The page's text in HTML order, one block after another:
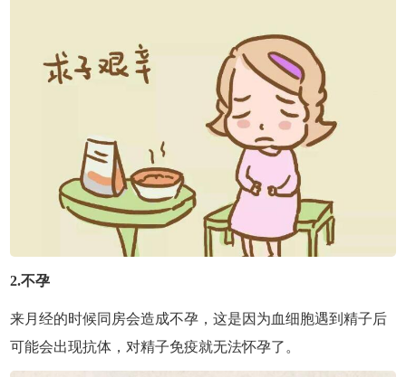
2.不孕
来月经的时候同房会造成不孕，这是因为血细胞遇到精子后
可能会出现抗体，对精子免疫就无法怀孕了。